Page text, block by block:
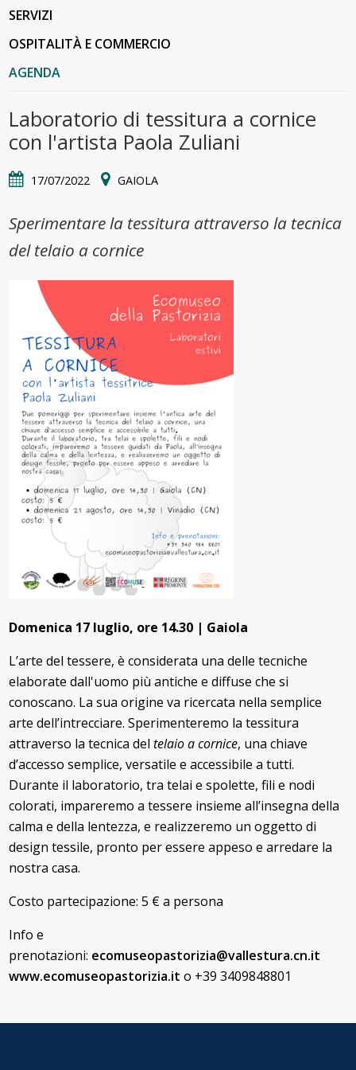
SERVIZI
OSPITALITÀ E COMMERCIO
AGENDA
Laboratorio di tessitura a cornice
con l'artista Paola Zuliani
17/07/2022 GAIOLA
Sperimentare la tessitura attraverso la tecnica
del telaio a cornice
Domenica 17 luglio, ore 14.30 | Gaiola
L’arte del tessere, è considerata una delle tecniche
elaborate dall'uomo più antiche e diffuse che si
conoscano. La sua origine va ricercata nella semplice
arte dell’intrecciare. Sperimenteremo la tessitura
attraverso la tecnica deltelaio a cornice, una chiave
d’accesso semplice, versatile e accessibile a tutti.
Durante il laboratorio, tra telai e spolette, fili e nodi
colorati, impareremo a tessere insieme all’insegna della
calma e della lentezza, e realizzeremo un oggetto di
design tessile, pronto per essere appeso e arredare la
nostra casa.
Costo partecipazione: 5 € a persona
Info e
prenotazioni: ecomuseopastorizia@vallestura.cn.it
www.ecomuseopastorizia.it o +39 3409848801